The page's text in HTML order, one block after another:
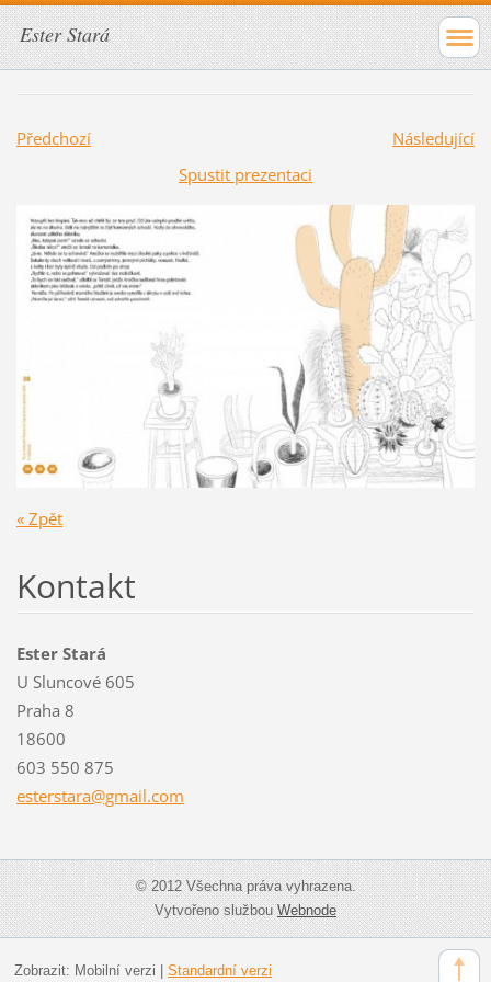
Ester Stará
Předchozí
Následující
Spustit prezentaci
« Zpět
Kontakt
Ester Stará
U Sluncové 605
Praha 8
18600
603 550 875
esterstara@gmail.com
© 2012 Všechna práva vyhrazena.
Vytvořeno službouWebnode
Zobrazit: Mobilní verzi Standardní verzi